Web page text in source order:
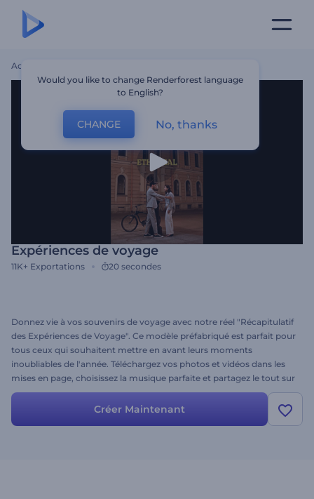
Accueil
Expériences de voyage
11K+ Exportations 20 secondes
Donnez vie à vos souvenirs de voyage avec notre réel "Récapitulatif
des Expériences de Voyage". Ce modèle préfabriqué est parfait pour
tous ceux qui souhaitent mettre en avant leurs moments
inoubliables de l'année. Téléchargez vos photos et vidéos dans les
mises en page, choisissez la musique parfaite et partagez le tout sur
vos plateformes sociales afin d'engager et d'augmenter votre
audience. Créez dès maintenant et faites participer vos followers à
votre voyage en 2024 !
Créer Maintenant
Would you like to change Renderforest language
to English?
CHANGE No, thanks